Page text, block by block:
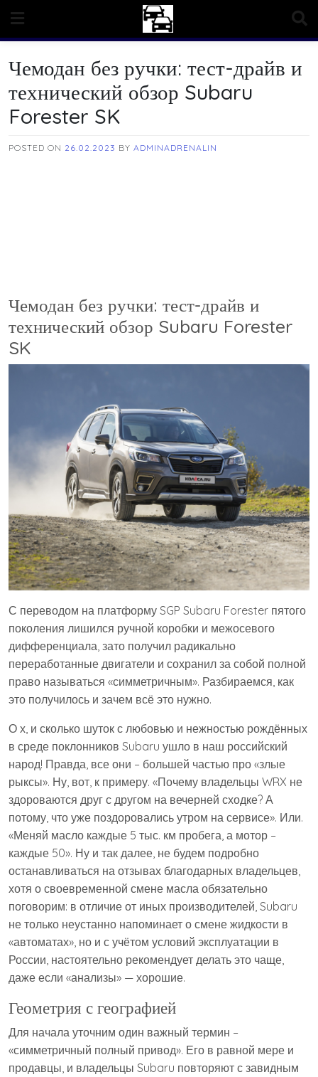
content
Чемодан без ручки: тест-драйв и
технический обзор Subaru
Forester SK
POSTED ON 26.02.2023 BY ADMINADRENALIN
Чемодан без ручки: тест-драйв и
технический обзор Subaru Forester
SK
С переводом на платформу SGP Subaru Forester пятого
поколения лишился ручной коробки и межосевого
дифференциала, зато получил радикально
переработанные двигатели и сохранил за собой полной
право называться «симметричным». Разбираемся, как
это получилось и зачем всё это нужно.
О х, и сколько шуток с любовью и нежностью рождённых
в среде поклонников Subaru ушло в наш российский
народ! Правда, все они – большей частью про «злые
рыксы». Ну, вот, к примеру. «Почему владельцы WRX не
здороваются друг с другом на вечерней сходке? А
потому, что уже поздоровались утром на сервисе». Или.
«Меняй масло каждые 5 тыс. км пробега, а мотор –
каждые 50». Ну и так далее, не будем подробно
останавливаться на отзывах благодарных владельцев,
хотя о своевременной смене масла обязательно
поговорим: в отличие от иных производителей, Subaru
не только неустанно напоминает о смене жидкости в
«автоматах», но и с учётом условий эксплуатации в
России, настоятельно рекомендует делать это чаще,
даже если «анализы» — хорошие.
Геометрия с географией
Для начала уточним один важный термин –
«симметричный полный привод». Его в равной мере и
продавцы, и владельцы Subaru повторяют с завидным